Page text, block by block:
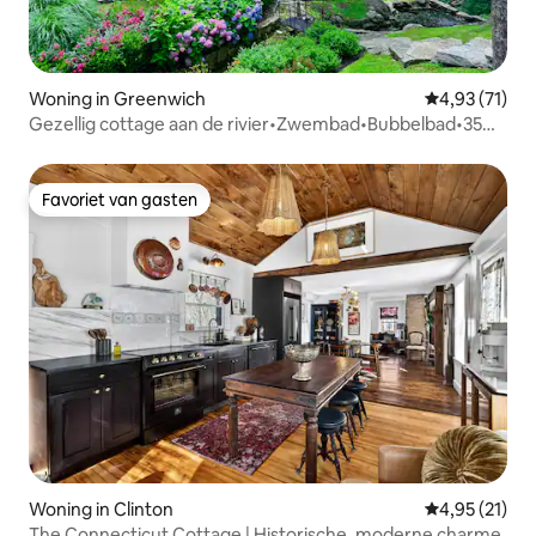
Woning in Greenwich Gemiddelde
4,93 (71)
Gezellig cottage aan de rivier•Zwembad•Bubbelbad•35
Favoriet van gasten
Favoriet van gasten
Woning in Clinton Gemiddelde
4,95 (21)